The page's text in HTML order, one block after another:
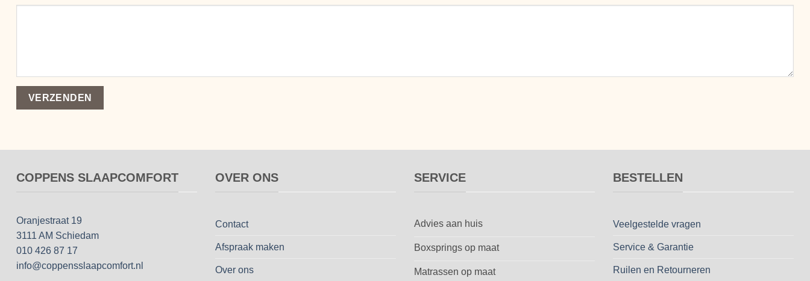
COPPENS SLAAPCOMFORT
Oranjestraat 19
3111 AM Schiedam
010 426 87 17
info@coppensslaapcomfort.nl
OVER ONS
Contact
Afspraak maken
Over ons
SERVICE
Advies aan huis
Boxsprings op maat
Matrassen op maat
BESTELLEN
Veelgestelde vragen
Service & Garantie
Ruilen en Retourneren